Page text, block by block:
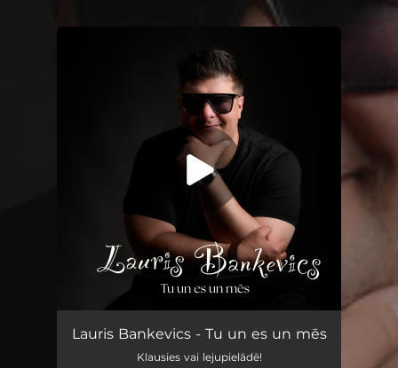
Tu un es un mēs 02:47
Lauris Bankevics - Tu un es un mēs
Klausies vai lejupielādē!